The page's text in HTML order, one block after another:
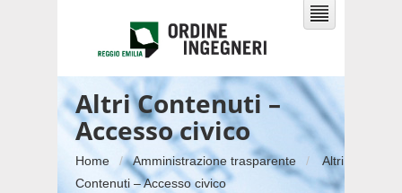
Altri Contenuti –
Accesso civico
Home Amministrazione trasparente
Altri
Contenuti – Accesso civico